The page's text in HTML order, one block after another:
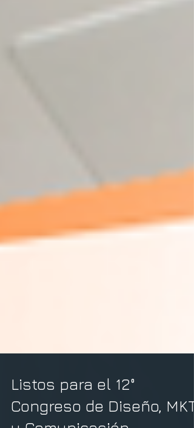
Listos para el 12°